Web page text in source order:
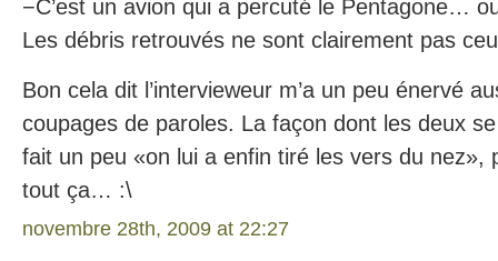
−C’est un avion qui a percuté le Pentagone…
Les débris retrouvés ne sont clairement pas
Bon cela dit l’intervieweur m’a un peu énervé
coupages de paroles. La façon dont les deux
fait un peu «on lui a enfin tiré les vers du nez»,
tout ça… :\
novembre 28th, 2009 at 22:27